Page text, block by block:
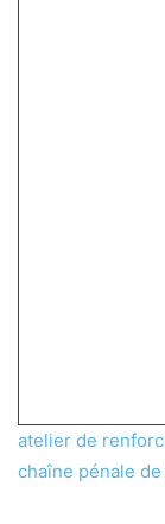
atelier de
chaîne pénale